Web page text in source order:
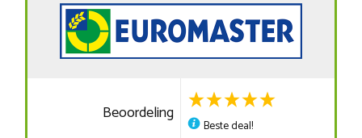
Beoordeling
Beste deal!